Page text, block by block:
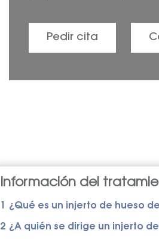
Pedir cita
Información del
¿Qué es un injerto de hueso
2 ¿A quién se dirige un injerto